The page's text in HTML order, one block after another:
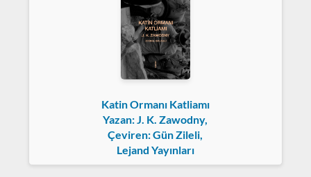
Katin Ormanı Katliamı
Yazan: J. K. Zawodny,
Çeviren: Gün Zileli,
Lejand Yayınları